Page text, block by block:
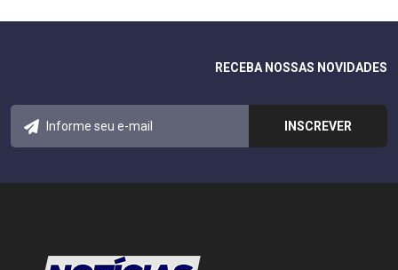
RECEBA NOSSAS NOVIDADES